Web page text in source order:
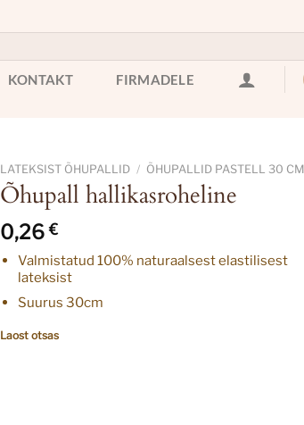
KONTAKT FIRMADELE
LATEKSIST ÕHUPALLID / ÕHUPALLID PASTELL 30 CM
Õhupall hallikasroheline
0,26€
Valmistatud 100% naturaalsest elastilisest
lateksist
Suurus 30cm
Laost otsas